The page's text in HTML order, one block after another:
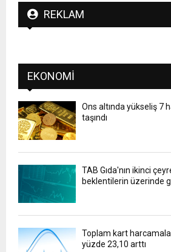
REKLAM
EKONOMI
Ons altında yükseliş 7
taşındı
TAB Gıda'nın ikinci
beklentilerin üzerinde
Toplam kart
yüzde 23,10 arttı